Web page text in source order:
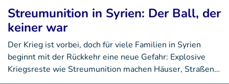
Streumunition in Syrien: Der Ball, der
keiner war
Der Krieg ist vorbei, doch für viele Familien in Syrien
beginnt mit der Rückkehr eine neue Gefahr: Explosive
Kriegsreste wie Streumunition machen Häuser, Straßen…